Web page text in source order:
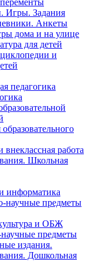
Игры. Задания
Анкеты
дома и на улице
для детей
и
педагогика
внеклассная работа
Школьная
информатика
научные предметы
и ОБЖ
научные предметы
издания.
Дошкольная